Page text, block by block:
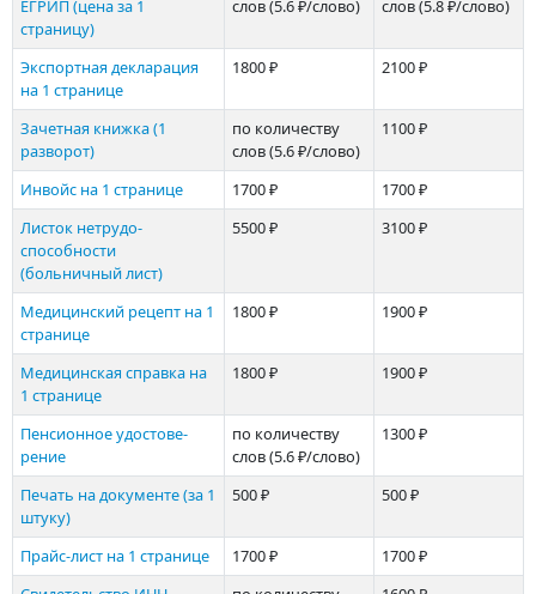
ЕГРИП (цена за 1
страницу)
слов(5.6 ₽/слово)
слов(5.8 ₽/слово)
Экспортная декларация
на 1 странице
1800 ₽ 2100 ₽
Зачетная книжка (1
разворот)
по количеству
слов(5.6 ₽/слово)
1100 ₽
Инвойс на 1 странице 1700 ₽
1700 ₽
Листок нетрудо­
способности
(больничный лист)
5500 ₽ 3100 ₽
Медицинский рецепт на 1
странице
1800 ₽ 1900 ₽
Медицинская справка на
1 странице
1800 ₽ 1900 ₽
Пенсионное удостове­
рение
по количеству
слов(5.6 ₽/слово)
1300 ₽
Печать на документе (за 1
штуку)
500 ₽ 500 ₽
Прайс-лист на 1 странице 1700 ₽
1700 ₽